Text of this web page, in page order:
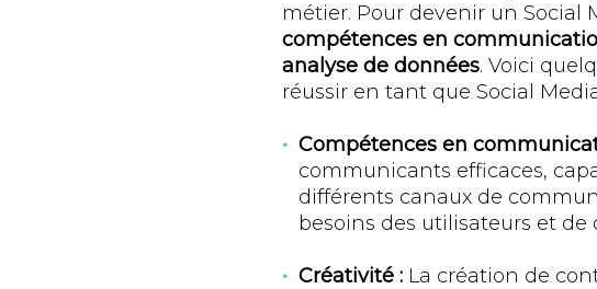
métier. Pour devenir un Social
compétences en
analyse de données. Voici
réussir en tant que Social
Compétences en
communicants efficaces,
différents canaux de
besoins des utilisateurs et
Créativité : La création de